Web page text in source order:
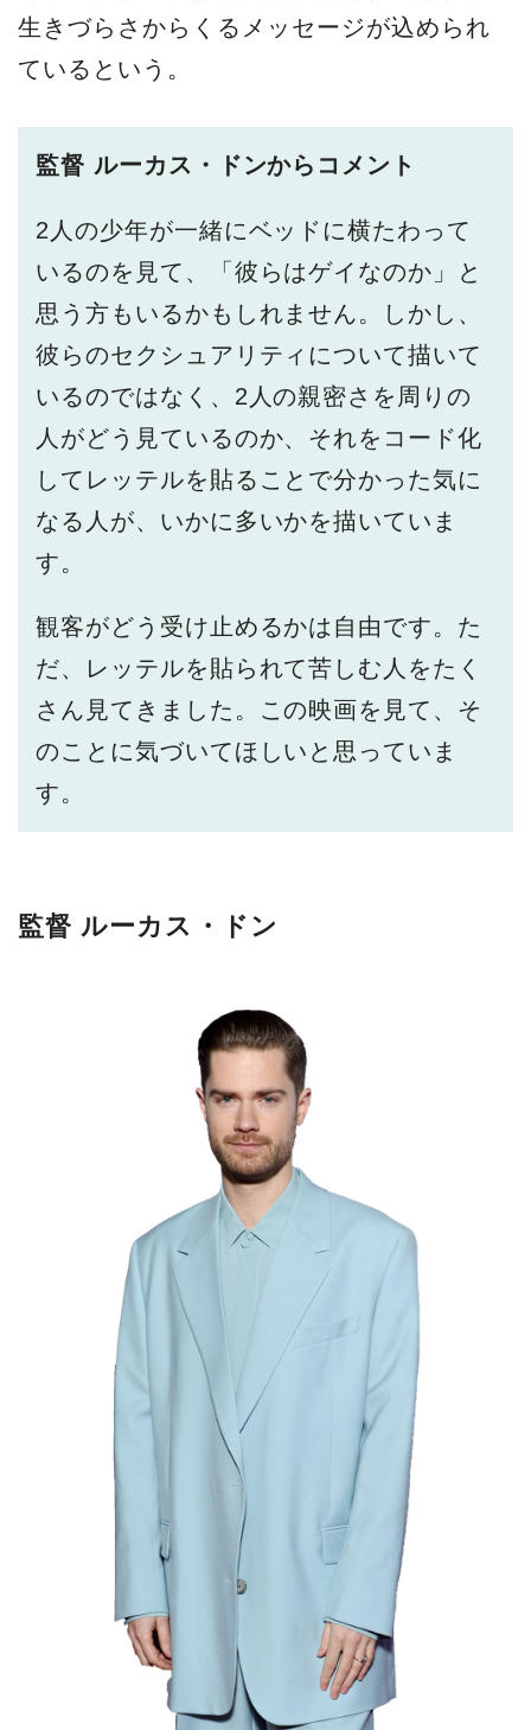
生きづらさからくるメッセージが込められ
ているという。
監督 ルーカス・ドンからコメント
2人の少年が一緒にベッドに横たわって
いるのを見て、「彼らはゲイなのか」と
思う方もいるかもしれません。しかし、
彼らのセクシュアリティについて描いて
いるのではなく、2人の親密さを周りの
人がどう見ているのか、それをコード化
してレッテルを貼ることで分かった気に
なる人が、いかに多いかを描いていま
す。
観客がどう受け止めるかは自由です。た
だ、レッテルを貼られて苦しむ人をたく
さん見てきました。この映画を見て、そ
のことに気づいてほしいと思っていま
す。
監督 ルーカス・ドン